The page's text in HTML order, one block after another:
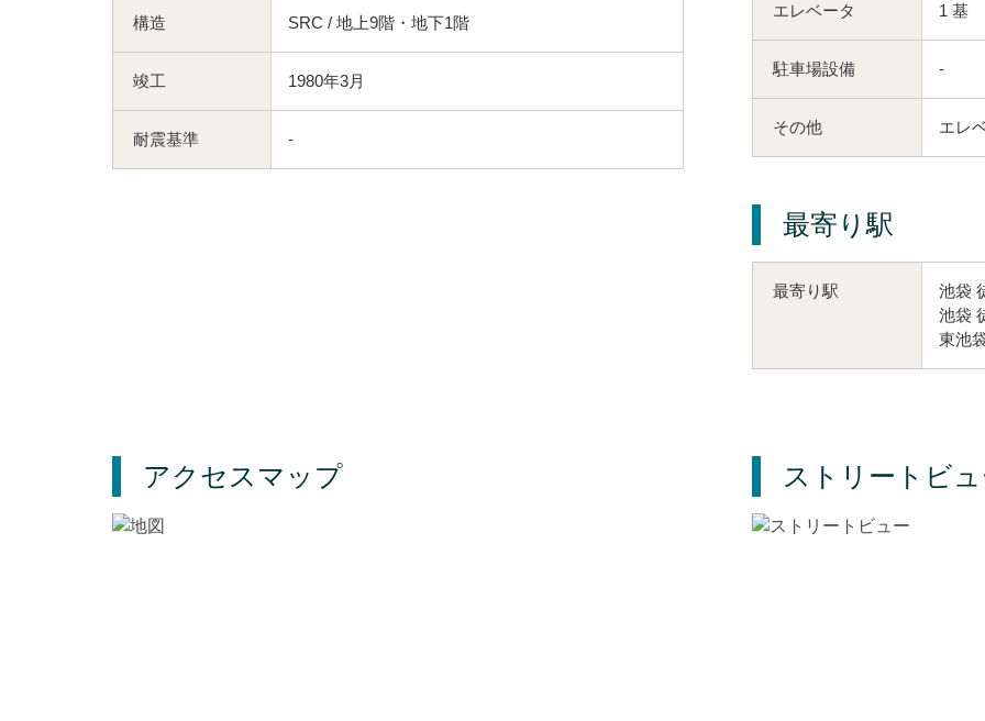
構造 SRC / 地上9階・地下1階
竣工 1980年3月
耐震基準 -
エレベータ 1 基
駐車場設備 -
その他 エレ
最寄り駅
最寄り駅
池袋
池袋
東池
アクセスマップ ストリートビ